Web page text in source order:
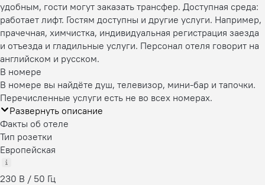
удобным, гости могут заказать трансфер. Доступная среда:
работает лифт. Гостям доступны и другие услуги. Например,
прачечная, химчистка, индивидуальная регистрация заезда
и отъезда и гладильные услуги. Персонал отеля говорит на
английском и русском.
В номере
В номере вы найдёте душ, телевизор, мини-бар и тапочки.
Перечисленные услуги есть не во всех номерах.
Развернуть описание
Факты об отеле
Тип розетки
Европейская
230 В / 50 Гц